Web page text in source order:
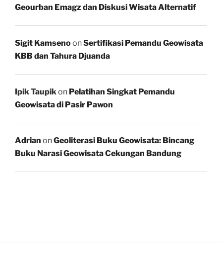
Geourban Emagz dan Diskusi Wisata Alternatif
Sigit KamsenoonSertifikasi Pemandu Geowisata
KBB dan Tahura Djuanda
Ipik Taupikon Pelatihan Singkat Pemandu
Geowisata di Pasir Pawon
Adrian onGeoliterasi Buku Geowisata: Bincang
Buku Narasi Geowisata Cekungan Bandung